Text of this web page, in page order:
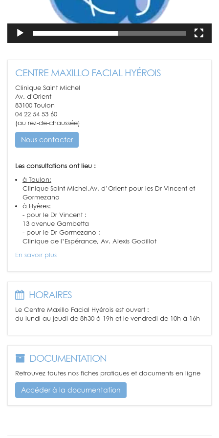
CENTRE MAXILLO FACIAL HYÉROIS
Clinique Saint Michel
Av. d'Orient
83100 Toulon
04 22 54 53 60
(au rez-de-chaussée)
Nous contacter
Les consultations ont lieu :
à Toulon:
Clinique Saint Michel,Av. d’Orient pour les Dr Vincent et
Gormezano
à Hyères:
- pour le Dr Vincent :
13 avenue Gambetta
- pour le Dr Gormezano :
Clinique de l’Espérance, Av. Alexis Godillot
En savoir plus
HORAIRES
Le Centre Maxillo Facial Hyérois est ouvert :
du lundi au jeudi de 8h30 à 19h et le vendredi de 10h à 16h
DOCUMENTATION
Retrouvez toutes nos fiches pratiques et documents en ligne
Accéder à la documentation